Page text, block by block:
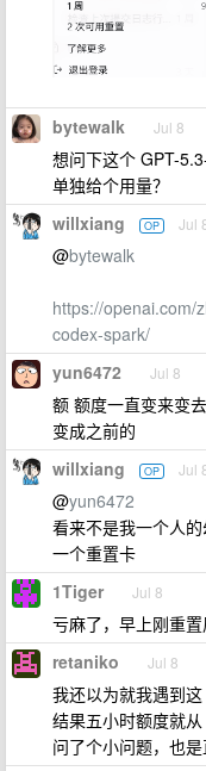
bytewalk Jul 8
想问下这个 GPT-
单独给个用量？
willxiang OP Jul
@bytewalk
https://openai.com/
codex-spark/
yun6472 Jul 8
额 额度一直变来变
变成之前的
willxiang OP Jul
@yun6472
看来不是我一个人
一个重置卡
1Tiger Jul 8
亏麻了，早上刚重
retaniko Jul 8
我还以为就我遇到
结果五小时额度就
问了个小问题，也